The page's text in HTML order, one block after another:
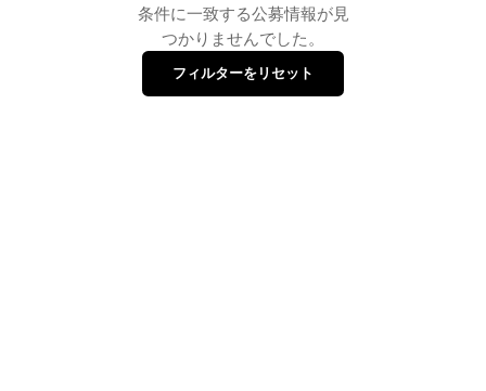
条件に一致する公募情報が見
つかりませんでした。
フィルターをリセット